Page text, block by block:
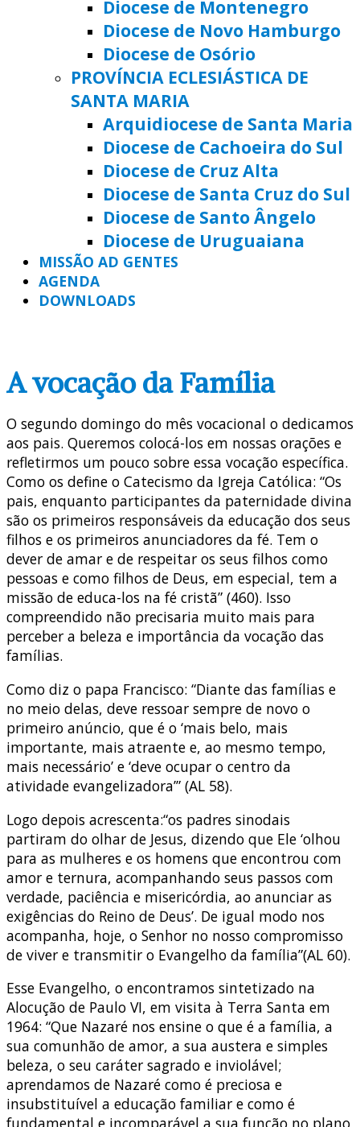
Diocese de Montenegro
Diocese de Novo Hamburgo
Diocese de Osório
PROVÍNCIA ECLESIÁSTICA DE
SANTA MARIA
Arquidiocese de Santa Maria
Diocese de Cachoeira do Sul
Diocese de Cruz Alta
Diocese de Santa Cruz do Sul
Diocese de Santo Ângelo
Diocese de Uruguaiana
MISSÃO AD GENTES
AGENDA
DOWNLOADS
A vocação da Família
O segundo domingo do mês vocacional o dedicamos
aos pais. Queremos colocá-los em nossas orações e
refletirmos um pouco sobre essa vocação específica.
Como os define o Catecismo da Igreja Católica: “Os
pais, enquanto participantes da paternidade divina
são os primeiros responsáveis da educação dos seus
filhos e os primeiros anunciadores da fé. Tem o
dever de amar e de respeitar os seus filhos como
pessoas e como filhos de Deus, em especial, tem a
missão de educa-los na fé cristã” (460). Isso
compreendido não precisaria muito mais para
perceber a beleza e importância da vocação das
famílias.
Como diz o papa Francisco: “Diante das famílias e
no meio delas, deve ressoar sempre de novo o
primeiro anúncio, que é o ‘mais belo, mais
importante, mais atraente e, ao mesmo tempo,
mais necessário’ e ‘deve ocupar o centro da
atividade evangelizadora’” (AL 58).
Logo depois acrescenta:“os padres sinodais
partiram do olhar de Jesus, dizendo que Ele ‘olhou
para as mulheres e os homens que encontrou com
amor e ternura, acompanhando seus passos com
verdade, paciência e misericórdia, ao anunciar as
exigências do Reino de Deus’. De igual modo nos
acompanha, hoje, o Senhor no nosso compromisso
de viver e transmitir o Evangelho da família”(AL 60).
Esse Evangelho, o encontramos sintetizado na
Alocução de Paulo VI, em visita à Terra Santa em
1964: “Que Nazaré nos ensine o que é a família, a
sua comunhão de amor, a sua austera e simples
beleza, o seu caráter sagrado e inviolável;
aprendamos de Nazaré como é preciosa e
insubstituível a educação familiar e como é
fundamental e incomparável a sua função no plano